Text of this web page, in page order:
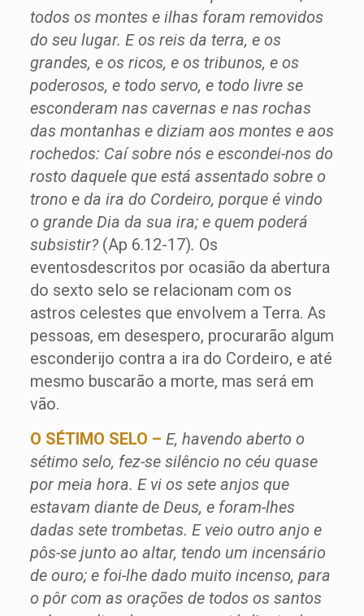
todos os montes e ilhas foram removidos
do seu lugar. E os reis da terra, e os
grandes, e os ricos, e os tribunos, e os
poderosos, e todo servo, e todo livre se
esconderam nas cavernas e nas rochas
das montanhas e diziam aos montes e aos
rochedos: Caí sobre nós e escondei-nos do
rosto daquele que está assentado sobre o
trono e da ira do Cordeiro, porque é vindo
o grande Dia da sua ira; e quem poderá
subsistir? (Ap 6.12-17). Os
eventosdescritos por ocasião da abertura
do sexto selo se relacionam com os
astros celestes que envolvem a Terra. As
pessoas, em desespero, procurarão algum
esconderijo contra a ira do Cordeiro, e até
mesmo buscarão a morte, mas será em
vão.
O SÉTIMO SELO – E, havendo aberto o
sétimo selo, fez-se silêncio no céu quase
por meia hora. E vi os sete anjos que
estavam diante de Deus, e foram-lhes
dadas sete trombetas. E veio outro anjo e
pôs-se junto ao altar, tendo um incensário
de ouro; e foi-lhe dado muito incenso, para
o pôr com as orações de todos os santos